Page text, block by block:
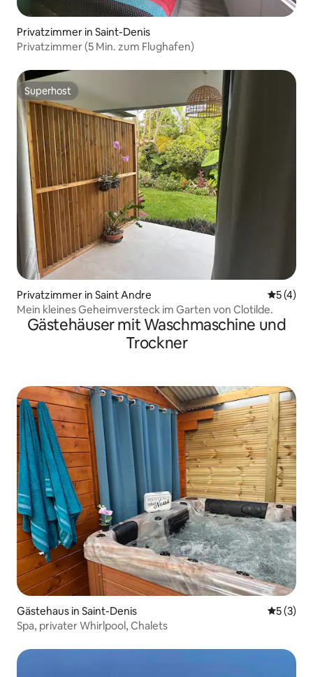
Privatzimmer in Saint-Denis
Privatzimmer (5 Min. zum Flughafen)
Superhost
Superhost
Privatzimmer in Saint Andre
5 (4)
Mein kleines Geheimversteck im Garten von Clotilde.
Gästehäuser mit Waschmaschine und
Trockner
Gästehaus in Saint-Denis
5 (3)
Spa, privater Whirlpool, Chalets